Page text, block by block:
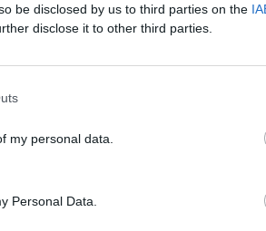
be disclosed by us to third parties on the
disclose it to other third parties.
my personal data.
Personal Data.
Ολυμπιακού
ρεσιτάλ
και ήταν
μεταμορφώθηκε